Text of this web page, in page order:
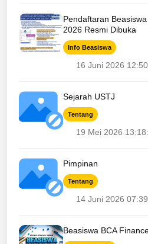
Pendaftaran
2026 Resmi Dibuka
Info Beasiswa
16 Juni 2026
Sejarah USTJ
Tentang
19 Mei 2026
Pimpinan
Tentang
14 Juni 2026
Beasiswa BCA